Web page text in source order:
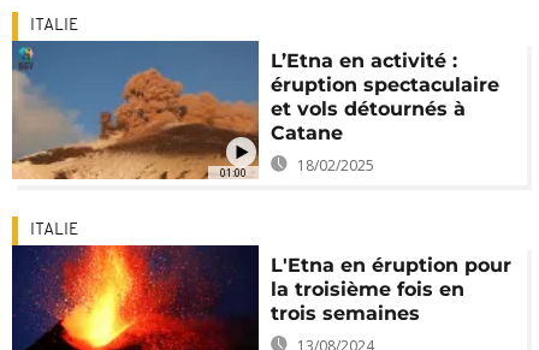
01:00
ITALIE
L’Etna en activité :
éruption spectaculaire
et vols détournés à
Catane
18/02/2025
ITALIE
L'Etna en éruption pour
la troisième fois en
trois semaines
13/08/2024